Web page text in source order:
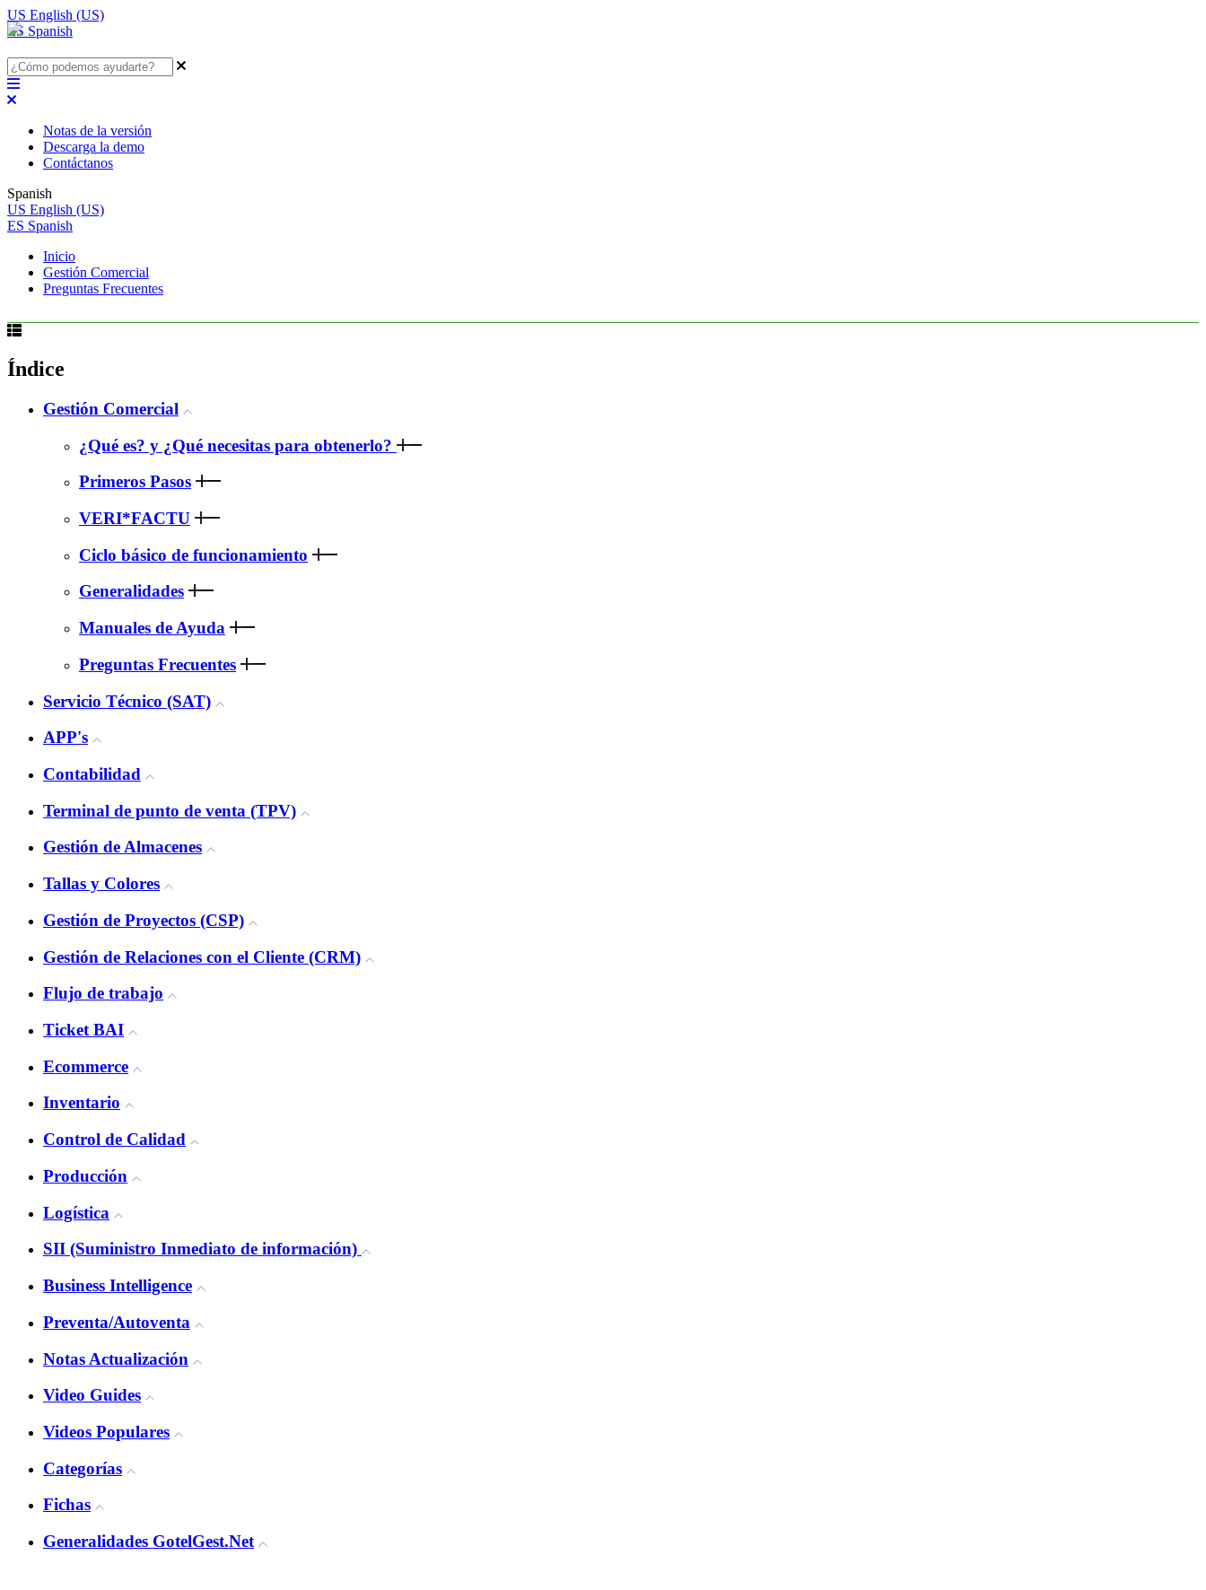
US English (US)
ES Spanish
Notas de la versión
Descarga la demo
Contáctanos
Spanish
US English (US)
ES Spanish
Inicio
Gestión Comercial
Preguntas Frecuentes
Índice
Gestión Comercial
¿Qué es? y ¿Qué necesitas para obtenerlo?
Primeros Pasos
VERI*FACTU
Ciclo básico de funcionamiento
Generalidades
Manuales de Ayuda
Preguntas Frecuentes
Servicio Técnico (SAT)
APP's
Contabilidad
Terminal de punto de venta (TPV)
Gestión de Almacenes
Tallas y Colores
Gestión de Proyectos (CSP)
Gestión de Relaciones con el Cliente (CRM)
Flujo de trabajo
Ticket BAI
Ecommerce
Inventario
Control de Calidad
Producción
Logística
SII (Suministro Inmediato de información)
Business Intelligence
Preventa/Autoventa
Notas Actualización
Video Guides
Videos Populares
Categorías
Fichas
Generalidades GotelGest.Net